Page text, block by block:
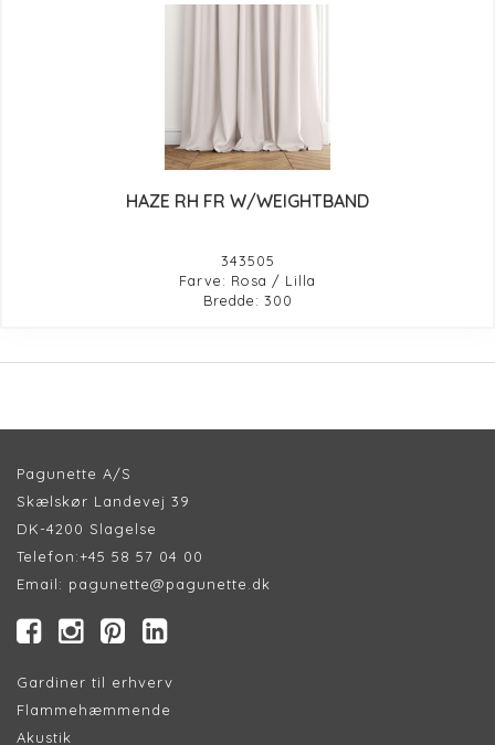
HAZE RH FR W/WEIGHTBAND
343505
Farve: Rosa / Lilla
Bredde: 300
Pagunette A/S
Skælskør Landevej 39
DK-4200 Slagelse
Telefon:+45 58 57 04 00
Email: pagunette@pagunette.dk
Gardiner til erhverv
Flammehæmmende
Akustik